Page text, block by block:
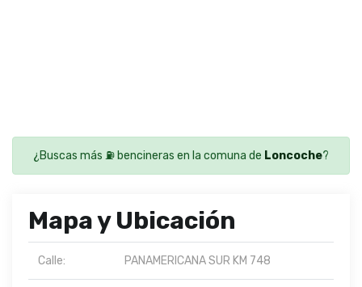
¿Buscas más ⛽ bencineras en la comuna de Loncoche?
Mapa y Ubicación
Calle: PANAMERICANA SUR KM 748